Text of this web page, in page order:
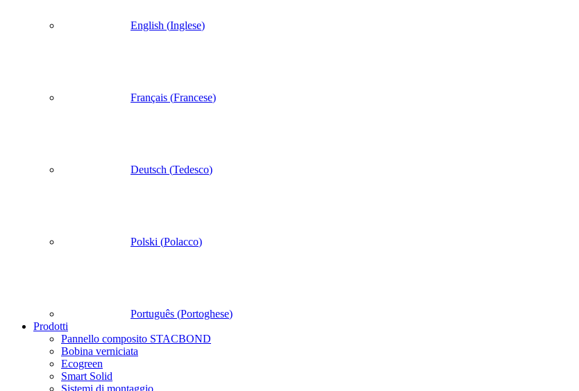
English (Inglese)
Français (Francese)
Deutsch (Tedesco)
Polski (Polacco)
Português (Portoghese)
Prodotti
Pannello composito STACBOND
Bobina verniciata
Ecogreen
Smart Solid
Sistemi di montaggio